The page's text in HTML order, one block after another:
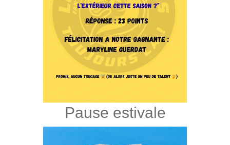
Pause estivale